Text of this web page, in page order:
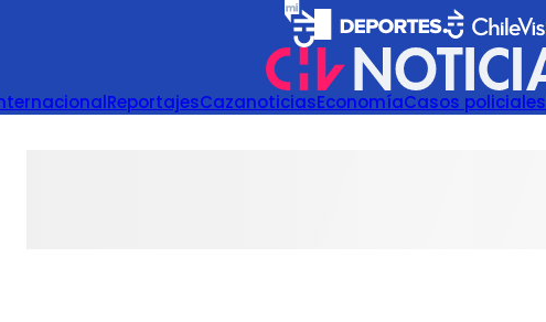
ReportajesCazanoticiasEconomíaCasos policiales